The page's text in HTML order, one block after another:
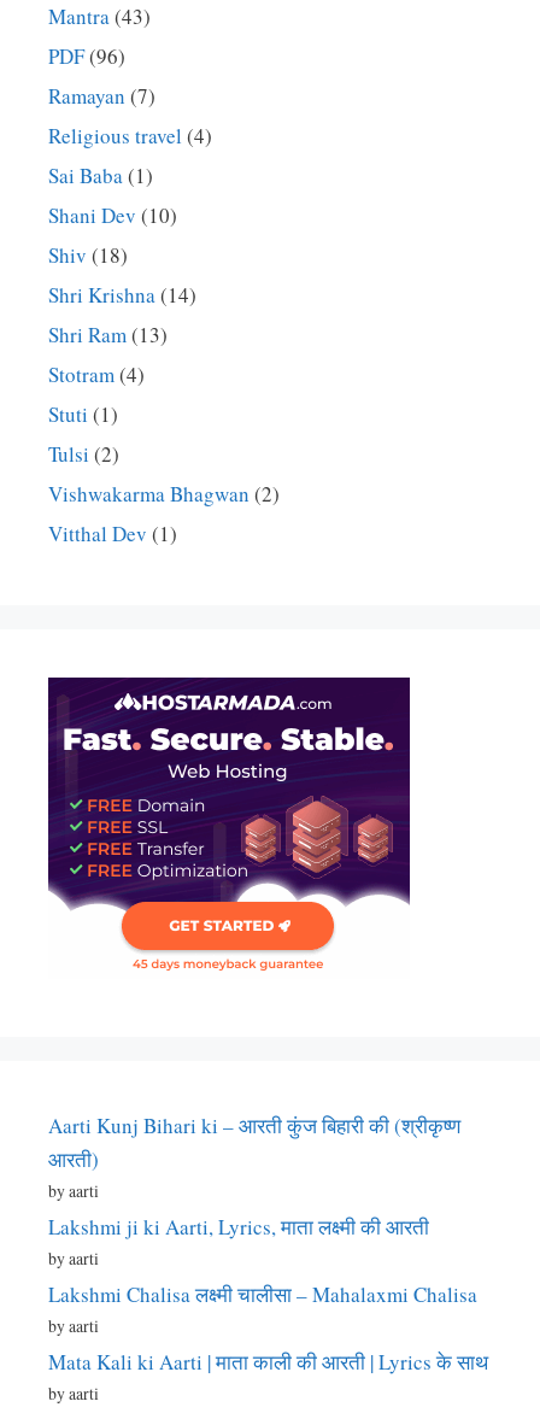
Mantra(43)
PDF(96)
Ramayan (7)
Religious travel (4)
Sai Baba(1)
Shani Dev (10)
Shiv (18)
Shri Krishna(14)
Shri Ram(13)
Stotram(4)
Stuti (1)
Tulsi (2)
Vishwakarma Bhagwan (2)
Vitthal Dev (1)
Aarti Kunj Bihari ki – आरती कुंज बिहारी की (श्रीकृष्ण
आरती)
by aarti
Lakshmi ji ki Aarti, Lyrics, माता लक्ष्मी की आरती
by aarti
Lakshmi Chalisa लक्ष्मी चालीसा – Mahalaxmi Chalisa
by aarti
Mata Kali ki Aarti | माता काली की आरती | Lyrics के साथ
by aarti